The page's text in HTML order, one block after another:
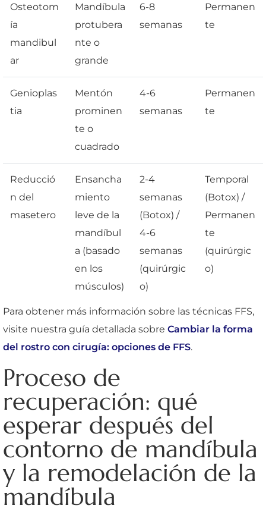
Osteotom
ía
mandibul
ar
Mandíbula
protubera
nte o
grande
6-8
semanas
Permanen
te
Genioplas
tia
Mentón
prominen
te o
cuadrado
4-6
semanas
Permanen
te
Reducció
n del
masetero
Ensancha
miento
leve de la
mandíbul
a (basado
en los
músculos)
2-4
semanas
(Botox) /
4-6
semanas
(quirúrgic
o)
Temporal
(Botox) /
Permanen
te
(quirúrgic
o)
Para obtener más información sobre las técnicas FFS,
visite nuestra guía detallada sobre Cambiar la forma
del rostro con cirugía: opciones de FFS.
Proceso de
recuperación: qué
esperar después del
contorno de mandíbula
y la remodelación de la
mandíbula